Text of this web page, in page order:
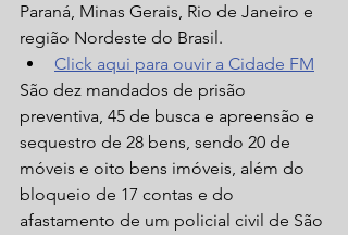
Paraná, Minas Gerais, Rio de Janeiro e
região Nordeste do Brasil.
Click aqui para ouvir a Cidade FM
São dez mandados de prisão
preventiva, 45 de busca e apreensão e
sequestro de 28 bens, sendo 20 de
móveis e oito bens imóveis, além do
bloqueio de 17 contas e do
afastamento de um policial civil de São